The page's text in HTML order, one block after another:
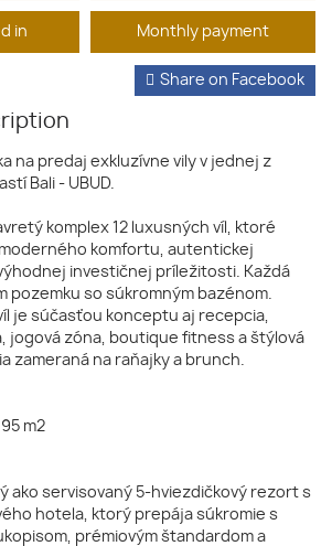
in Monthly payment
Share on Facebook
na predaj exkluzívne vily v jednej z
Bali - UBUD.
komplex 12 luxusných víl, ktoré
komfortu, autentickej
investičnej príležitosti. Každá
pozemku so súkromným bazénom.
je súčasťou konceptu aj recepcia,
jogová zóna, boutique fitness a štýlová
zameraná na raňajky a brunch.
m2
ako servisovaný 5-hviezdičkový rezort s
hotela, ktorý prepája súkromie s
prémiovým štandardom a